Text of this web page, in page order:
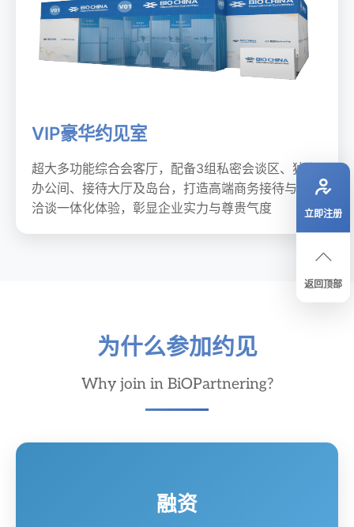
立即注册
返回顶部
VIP豪华约见室
超大多功能综合会客厅，配备3组私密会谈区、独立
办公间、接待大厅及岛台，打造高端商务接待与约见
洽谈一体化体验，彰显企业实力与尊贵气度
为什么参加约见
Why join in BiOPartnering?
融资